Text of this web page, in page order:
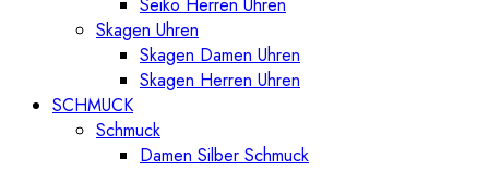
Seiko Herren Uhren
Skagen Uhren
Skagen Damen Uhren
Skagen Herren Uhren
SCHMUCK
Schmuck
Damen Silber Schmuck